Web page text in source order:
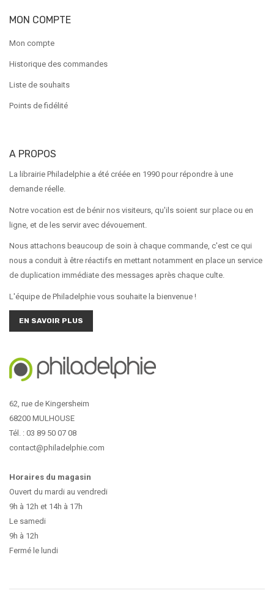
MON COMPTE
Mon compte
Historique des commandes
Liste de souhaits
Points de fidélité
A PROPOS
La librairie Philadelphie a été créée en 1990 pour répondre à une
demande réelle.
Notre vocation est de bénir nos visiteurs, qu'ils soient sur place ou en
ligne, et de les servir avec dévouement.
Nous attachons beaucoup de soin à chaque commande, c'est ce qui
nous a conduit à être réactifs en mettant notamment en place un service
de duplication immédiate des messages après chaque culte.
L'équipe de Philadelphie vous souhaite la bienvenue !
EN SAVOIR PLUS
62, rue de Kingersheim
68200 MULHOUSE
Tél. : 03 89 50 07 08
contact@philadelphie.com
Horaires du magasin
Ouvert du mardi au vendredi
9h à 12h et 14h à 17h
Le samedi
9h à 12h
Fermé le lundi